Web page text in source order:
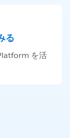
る
を活